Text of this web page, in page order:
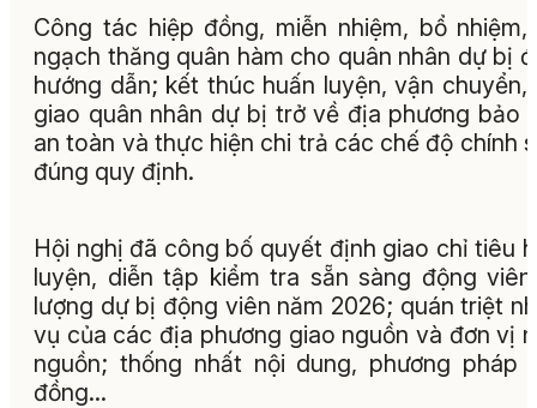
Công tác hiệp đồng, miễn nhiệm, bổ nhiệm,
ngạch thăng quân hàm cho quân nhân dự bị
hướng dẫn; kết thúc huấn luyện, vận chuyển,
giao quân nhân dự bị trở về địa phương bảo
an toàn và thực hiện chi trả các chế độ chính
đúng quy định.
Hội nghị đã công bố quyết định giao chỉ tiêu
luyện, diễn tập kiểm tra sẵn sàng động
lượng dự bị động viên năm 2026; quán triệt
vụ của các địa phương giao nguồn và đơn vị
nguồn; thống nhất nội dung, phương pháp
đồng…